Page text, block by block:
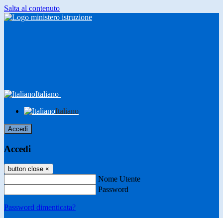
Salta al contenuto
Italiano
Italiano
Accedi
Accedi
button close ×
Nome Utente
Password
Password dimenticata?